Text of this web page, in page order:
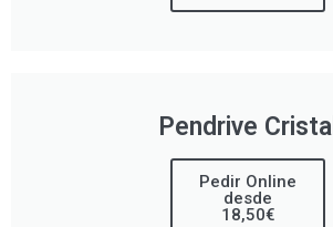
Pendrive Cristal
Pedir Online
desde
18,50€